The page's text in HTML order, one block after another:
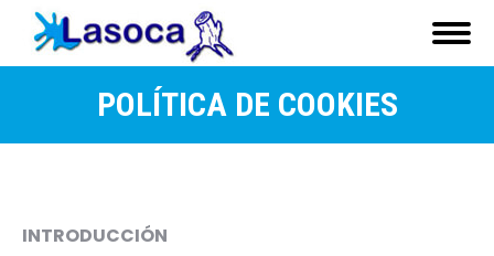
POLÍTICA DE COOKIES
INTRODUCCIÓN